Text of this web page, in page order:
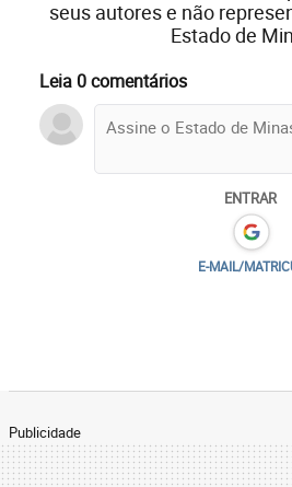
seus autores e não
Estado de
Leia 0 comentários
ENTRAR
E-MAIL/
Publicidade